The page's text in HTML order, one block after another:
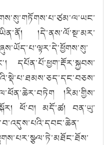
།དེ་ནས་ལོ་སྔ་མར་
དཔོན་པོ་ཕྱག་རྡོར་སྐྱབས་
།རིམ་གྱིས་
ཕོ་བ། མདོ་ཚ། བན་ཡུ་